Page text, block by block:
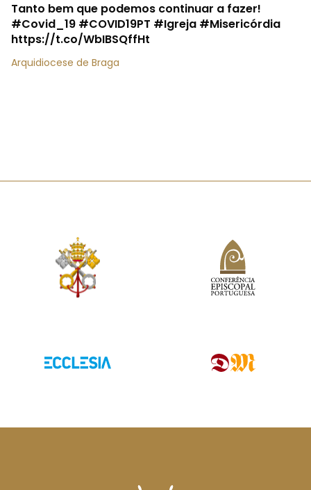
Tanto bem que podemos continuar a fazer!
#Covid_19 #COVID19PT #Igreja #Misericórdia
https://t.co/WbIBSQffHt
Arquidiocese de Braga